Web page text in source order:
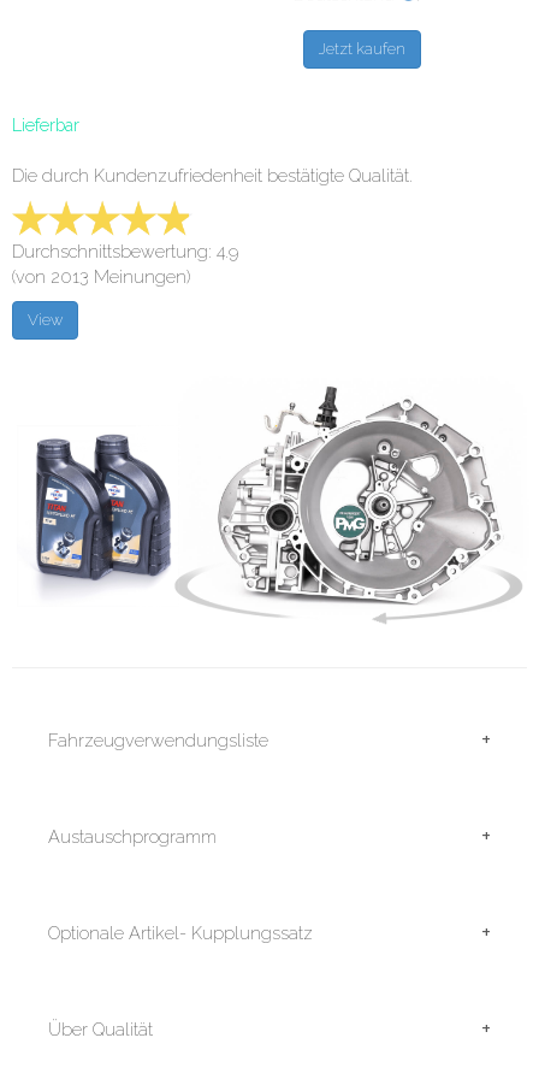
Lieferbar
Die durch Kundenzufriedenheit bestätigte Qualität.
Durchschnittsbewertung: 4.9
(von 2013 Meinungen)
Fahrzeugverwendungsliste +
Austauschprogramm +
Optionale Artikel- Kupplungssatz +
Über Qualität +